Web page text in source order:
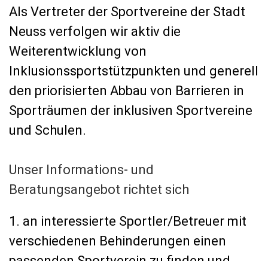
Als Vertreter der Sportvereine der Stadt
Neuss verfolgen wir aktiv die
Weiterentwicklung von
Inklusionssportstützpunkten und generell
den priorisierten Abbau von Barrieren in
Sporträumen der inklusiven Sportvereine
und Schulen.
Unser Informations- und
Beratungsangebot richtet sich
1. an interessierte Sportler/Betreuer mit
verschiedenen Behinderungen einen